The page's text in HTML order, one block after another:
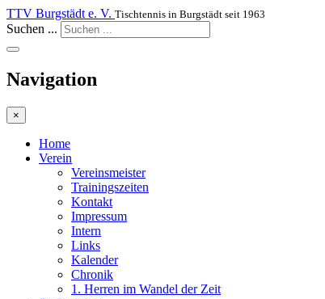
TTV Burgstädt e. V. Tischtennis in Burgstädt seit 1963
Suchen ...
Navigation
×
Home
Verein
Vereinsmeister
Trainingszeiten
Kontakt
Impressum
Intern
Links
Kalender
Chronik
1. Herren im Wandel der Zeit